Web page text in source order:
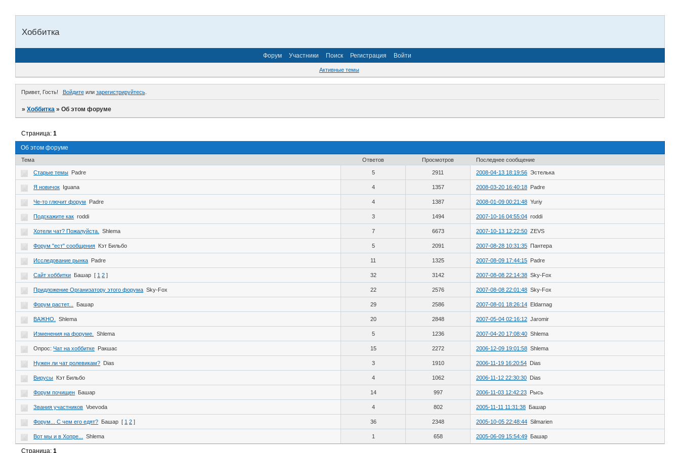
Хоббитка
Форум Участники Поиск Регистрация Войти
Активные темы
Привет, Гость! Войдитеили зарегистрируйтесь.
»Хоббитка »Об этом форуме
Об этом форуме
Страница:1
Тема Ответов Просмотров Последнее сообщение
Старые темы Padre 5 2911 2008-04-13 18:19:56 Эстелька
Я новичок Iguana 4 1357 2008-03-20 16:40:18 Padre
Че-то глючит форум Padre 4 1387 2008-01-09 00:21:48 Yuriy
Подскажите как roddi 3 1494 2007-10-16 04:55:04 roddi
Хотели чат? Пожалуйста. Shlema 7 6673 2007-10-13 12:22:50 ZEVS
Форум "ест" сообщения Кэт Бильбо 5 2091 2007-08-28 10:31:35 Пантера
Исследование рынка Padre 11 1325 2007-08-09 17:44:15 Padre
Сайт хоббитки Башар [ 1 2 ] 32 3142 2007-08-08 22:14:38 Sky-Fox
Придложение Организатору этого форума Sky-Fox 22 2576 2007-08-08 22:01:48 Sky-Fox
Форум растет... Башар 29 2586 2007-08-01 18:26:14 Eldarnag
ВАЖНО. Shlema 20 2848 2007-05-04 02:16:12 Jaromir
Изменения на форуме. Shlema 5 1236 2007-04-20 17:08:40 Shlema
Опрос: Чат на хоббитке Ракшас 15 2272 2006-12-09 19:01:58 Shlema
Нужен ли чат ролевикам? Dias 3 1910 2006-11-19 16:20:54 Dias
Вирусы Кэт Бильбо 4 1062 2006-11-12 22:30:30 Dias
Форум почищен Башар 14 997 2006-11-03 12:42:23 Рысь
Звания участников Voevoda 4 802 2005-11-11 11:31:38 Башар
Форум... С чем его едят? Башар [ 1 2 ] 36 2348 2005-10-05 22:48:44 Silmarien
Вот мы и в Хопре... Shlema 1 658 2005-06-09 15:54:49 Башар
Страница:1